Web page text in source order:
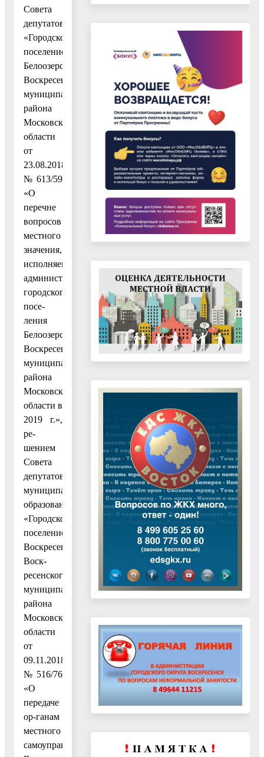
Совета
депутатов
«Городское
поселение
Белоозерский»
Воскресенского
муниципального
района
Московской
области
от
23.08.2018
№ 613/59
«О
перечне
вопросов
местного
значения,
исполняемых
администрацией
городского
посе-
ления
Белоозерский
Воскресенского
муниципального
района
Московской
области в
2019 г.»,
ре-
шением
Совета
депутатов
муниципального
образования
«Городское
поселение
Воскресенск»
Воск-
ресенского
муниципального
района
Московской
области
от
09.11.2018г
№ 516/76
«О
передаче
ор-ганам
местного
самоуправления